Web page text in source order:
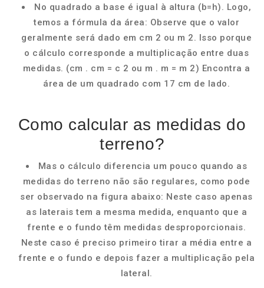
No quadrado a base é igual à altura (b=h). Logo,
temos a fórmula da área: Observe que o valor
geralmente será dado em cm 2 ou m 2. Isso porque
o cálculo corresponde a multiplicação entre duas
medidas. (cm . cm = c 2 ou m . m = m 2) Encontra a
área de um quadrado com 17 cm de lado.
Como calcular as medidas do
terreno?
Mas o cálculo diferencia um pouco quando as
medidas do terreno não são regulares, como pode
ser observado na figura abaixo: Neste caso apenas
as laterais tem a mesma medida, enquanto que a
frente e o fundo têm medidas desproporcionais.
Neste caso é preciso primeiro tirar a média entre a
frente e o fundo e depois fazer a multiplicação pela
lateral.